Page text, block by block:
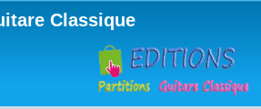
Classique